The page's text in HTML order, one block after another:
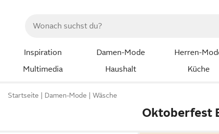
Inspiration Damen-Mode Herren-
Multimedia
Haushalt Küche
Startseite Damen-Mode Wäsche
Oktoberfest